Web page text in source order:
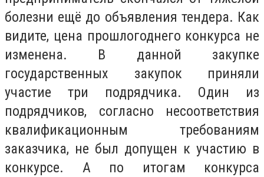
болезни ещё до объявления тендера. Как
видите, цена прошлогоднего конкурса не
изменена. В данной закупке
государственных закупок приняли
участие три подрядчика. Один из
подрядчиков, согласно несоответствия
квалификационным требованиям
заказчика, не был допущен к участию в
конкурсе. А по итогам конкурса